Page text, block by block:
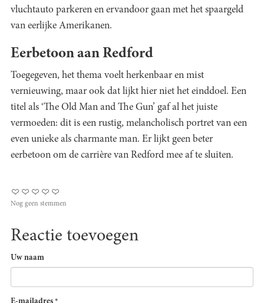
vluchtauto parkeren en ervandoor gaan met het spaargeld
van eerlijke Amerikanen.
Eerbetoon aan Redford
Toegegeven, het thema voelt herkenbaar en mist
vernieuwing, maar ook dat lijkt hier niet het einddoel. Een
titel als ‘The Old Man and The Gun’ gaf al het juiste
vermoeden: dit is een rustig, melancholisch portret van een
even unieke als charmante man. Er lijkt geen beter
eerbetoon om de carrière van Redford mee af te sluiten.
Nog geen stemmen
Reactie toevoegen
Uw naam